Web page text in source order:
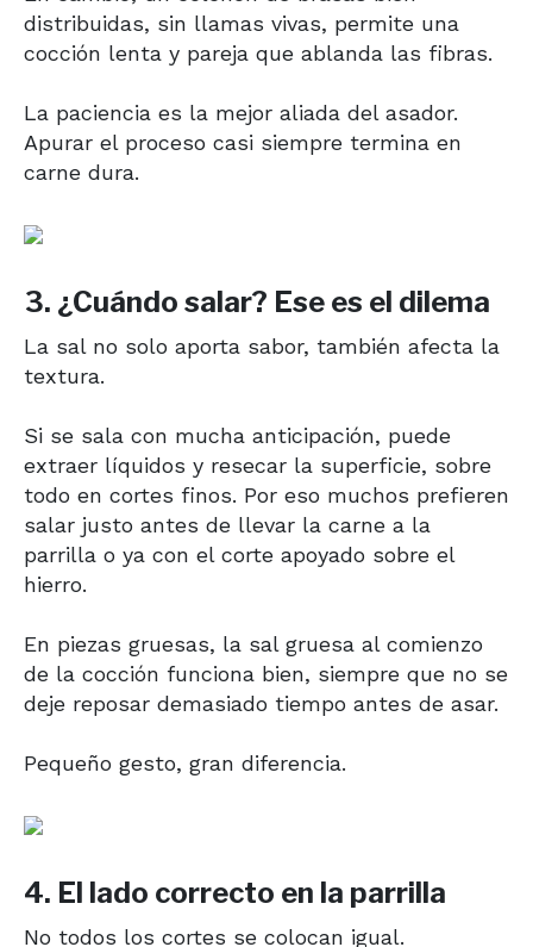
distribuidas, sin llamas vivas, permite una
cocción lenta y pareja que ablanda las fibras.
La paciencia es la mejor aliada del asador.
Apurar el proceso casi siempre termina en
carne dura.
3. ¿Cuándo salar? Ese es el dilema
La sal no solo aporta sabor, también afecta la
textura.
Si se sala con mucha anticipación, puede
extraer líquidos y resecar la superficie, sobre
todo en cortes finos. Por eso muchos prefieren
salar justo antes de llevar la carne a la
parrilla o ya con el corte apoyado sobre el
hierro.
En piezas gruesas, la sal gruesa al comienzo
de la cocción funciona bien, siempre que no se
deje reposar demasiado tiempo antes de asar.
Pequeño gesto, gran diferencia.
4. El lado correcto en la parrilla
No todos los cortes se colocan igual.